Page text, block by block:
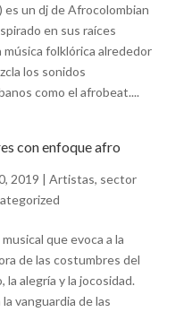
es un dj de Afrocolombian
en sus raíces
música folklórica alrededor
los sonidos
como el afrobeat....
con enfoque afro
2019 | Artistas, sector
que evoca a la
de las costumbres del
alegría y la jocosidad.
vanguardia de las